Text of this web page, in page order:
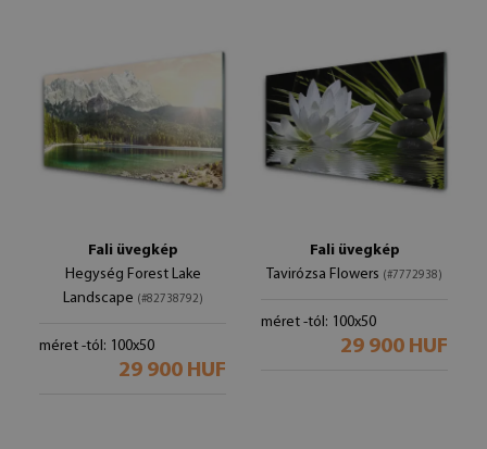
Fali üvegkép
Hegység Forest Lake
Landscape (#82738792)
méret -tól: 100x50
29 900 HUF
Fali üvegkép
Tavirózsa Flowers (#7772938)
méret -tól: 100x50
29 900 HUF